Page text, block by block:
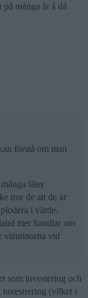
många år å då
förstå om man
låter
tror de att de är
i värde.
mer handlar om
vänninorna vid
som investering och
investrering (vilket i